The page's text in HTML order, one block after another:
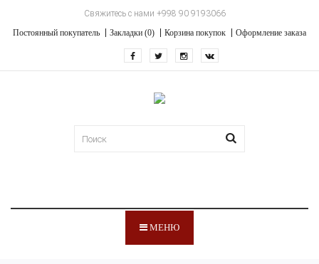
Свяжитесь с нами +998 90 9193066
Постоянный покупатель
Закладки (0) Корзина покупок Оформление заказа
МЕНЮ